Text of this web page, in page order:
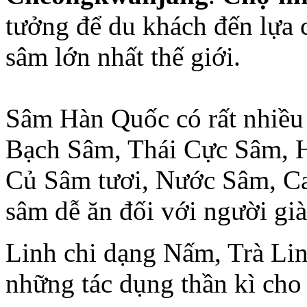
tưởng để du khách đến lựa
sâm lớn nhất thế giới.
Sâm Hàn Quốc có rất
Bạch Sâm, Thái Cực
Củ Sâm tươi, Nước Sâm,
sâm dễ ăn đối với người
Linh chi dạng Nấm, Trà
những tác dụng thần kì